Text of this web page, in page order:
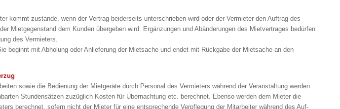
kommt zustande, wenn der Vertrag beiderseits unterschrieben wird oder der Vermieter den Auftrag des
Mietgegenstand dem Kunden übergeben wird. Ergänzungen und Abänderungen des Mietvertrages bedürfen
des Vermieters.
beginnt mit Abholung oder Anlieferung der Mietsache und endet mit Rückgabe der Mietsache an den
sowie die Bedienung der Mietgeräte durch Personal des Vermieters während der Veranstaltung werden
Stundensätzen zuzüglich Kosten für Übernachtung etc. berechnet. Ebenso werden dem Mieter die
berechnet, sofern nicht der Mieter für eine entsprechende Verpflegung der Mitarbeiter während des Auf-